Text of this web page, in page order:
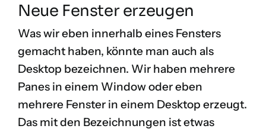
Neue Fenster erzeugen
Was wir eben innerhalb eines Fensters
gemacht haben, könnte man auch als
Desktop bezeichnen. Wir haben mehrere
Panes in einem Window oder eben
mehrere Fenster in einem Desktop erzeugt.
Das mit den Bezeichnungen ist etwas